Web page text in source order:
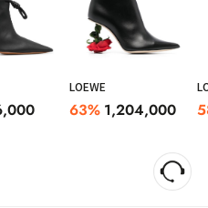
LOEWE
63% 1,204,000